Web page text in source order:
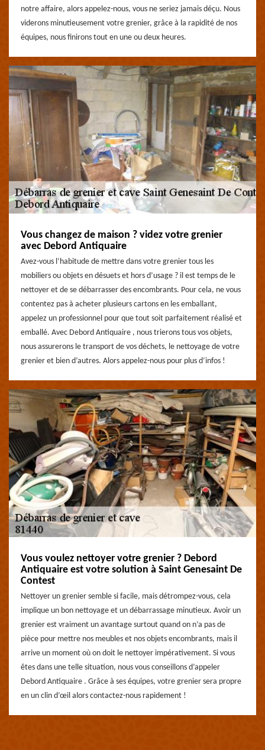
notre affaire, alors appelez-nous, vous ne seriez jamais déçu. Nous
viderons minutieusement votre grenier, grâce à la rapidité de nos
équipes, nous finirons tout en une ou deux heures.
Vous changez de maison ? videz votre grenier
avec Debord Antiquaire
Avez-vous l’habitude de mettre dans votre grenier tous les
mobiliers ou objets en désuets et hors d’usage ? il est temps de le
nettoyer et de se débarrasser des encombrants. Pour cela, ne vous
contentez pas à acheter plusieurs cartons en les emballant,
appelez un professionnel pour que tout soit parfaitement réalisé et
emballé. Avec Debord Antiquaire , nous trierons tous vos objets,
nous assurerons le transport de vos déchets, le nettoyage de votre
grenier et bien d’autres. Alors appelez-nous pour plus d’infos !
Vous voulez nettoyer votre grenier ? Debord
Antiquaire est votre solution à Saint Genesaint De
Contest
Nettoyer un grenier semble si facile, mais détrompez-vous, cela
implique un bon nettoyage et un débarrassage minutieux. Avoir un
grenier est vraiment un avantage surtout quand on n’a pas de
pièce pour mettre nos meubles et nos objets encombrants, mais il
arrive un moment où on doit le nettoyer impérativement. Si vous
êtes dans une telle situation, nous vous conseillons d’appeler
Debord Antiquaire . Grâce à ses équipes, votre grenier sera propre
en un clin d’œil alors contactez-nous rapidement !